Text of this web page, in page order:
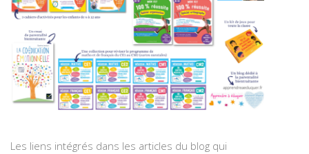
Les liens intégrés dans les articles du blog qui